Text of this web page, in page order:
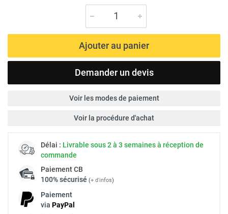
Ajouter au panier
Demander un devis
Voir les modes de paiement
Voir la procédure d'achat
Délai : Livrable sous 2 à 3 semaines à réception de
commande
PaiementCB
100% sécurisé (+ d'infos)
Paiement
via PayPal